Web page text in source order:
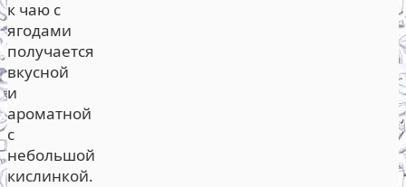
к чаю с
ягодами
получается
вкусной
и
ароматной
с
небольшой
кислинкой.